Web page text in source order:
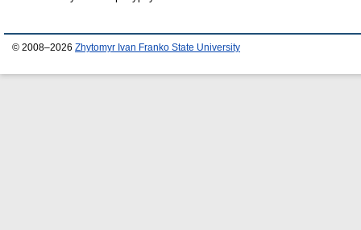
© 2008–2026 Zhytomyr Ivan Franko State University